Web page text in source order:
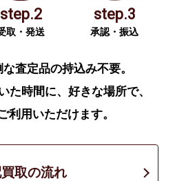
step.2
取・発送
step.3
承認・振込
査定品の持込み不要。
た時間に、好きな場所で、
利用いただけます。
取の流れ